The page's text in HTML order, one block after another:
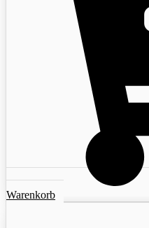
Warenkorb